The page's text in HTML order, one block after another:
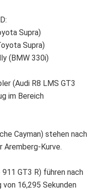
Supra)
Supra)
(BMW 330i)
(Audi R8 LMS GT3
im Bereich
Cayman) stehen nach
Aremberg-Kurve.
GT3 R) führen nach
von 16,295 Sekunden